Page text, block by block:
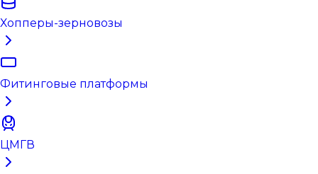
Хопперы-зерновозы
Фитинговые платформы
ЦМГВ